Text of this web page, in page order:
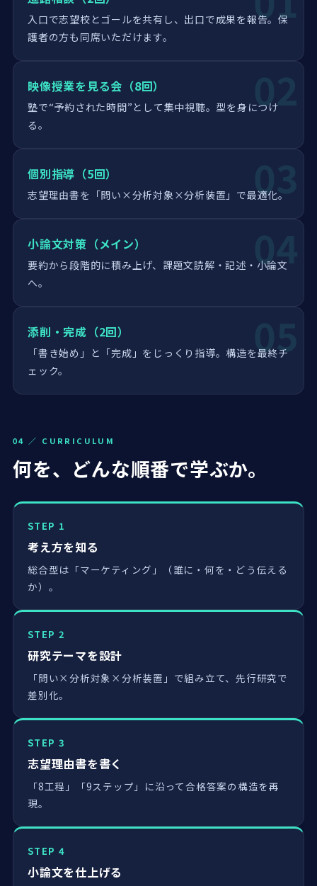
入口で志望校とゴールを共有し、出口で成果を報告。保
護者の方も同席いただけます。
02
映像授業を見る会（8回）
塾で“予約された時間”として集中視聴。型を身につけ
る。
03
個別指導（5回）
志望理由書を「問い×分析対象×分析装置」で最適化。
04
小論文対策（メイン）
要約から段階的に積み上げ、課題文読解・記述・小論文
へ。
05
添削・完成（2回）
「書き始め」と「完成」をじっくり指導。構造を最終チ
ェック。
04 ／ CURRICULUM
何を、どんな順番で学ぶか。
STEP 1
考え方を知る
総合型は「マーケティング」（誰に・何を・どう伝える
か）。
STEP 2
研究テーマを設計
「問い×分析対象×分析装置」で組み立て、先行研究で
差別化。
STEP 3
志望理由書を書く
「8工程」「9ステップ」に沿って合格答案の構造を再
現。
STEP 4
小論文を仕上げる